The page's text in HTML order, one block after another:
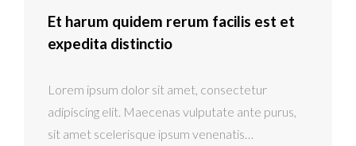
Et harum quidem rerum facilis est et
expedita distinctio
Lorem ipsum dolor sit amet, consectetur
adipiscing elit. Maecenas vulputate ante purus,
sit amet scelerisque ipsum venenatis…